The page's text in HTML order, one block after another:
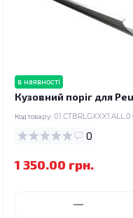
в наявності
Кузовний поріг для
Код товару:
0
1 350.00 грн.